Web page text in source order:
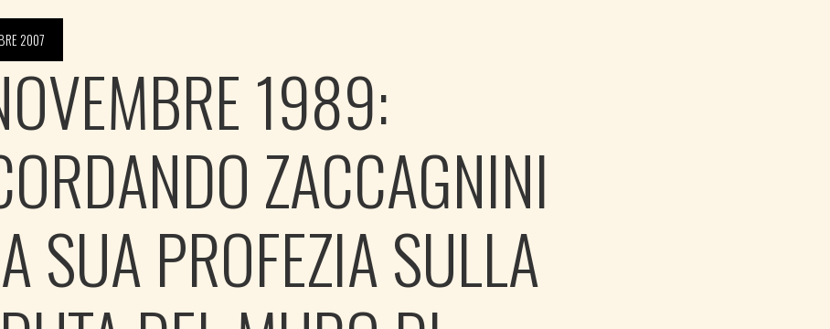
2007
1989:
ZACCAGNINI
SUA PROFEZIA SULLA